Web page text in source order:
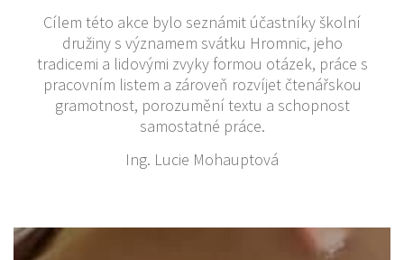
Cílem této akce bylo seznámit účastníky školní
družiny s významem svátku Hromnic, jeho
tradicemi a lidovými zvyky formou otázek, práce s
pracovním listem a zároveň rozvíjet čtenářskou
gramotnost, porozumění textu a schopnost
samostatné práce.
Ing. Lucie Mohauptová